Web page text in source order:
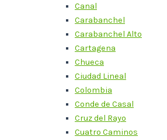
Canal
Carabanchel
Carabanchel Alto
Cartagena
Chueca
Ciudad Lineal
Colombia
Conde de Casal
Cruz del Rayo
Cuatro Caminos